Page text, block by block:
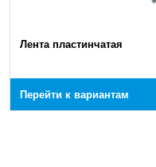
Лента пластинчатая
Перейти к вариантам